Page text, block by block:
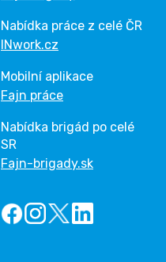
Nabídka práce z celé ČR
INwork.cz
Mobilní aplikace
Fajn práce
Nabídka brigád po celé
SR
Fajn-brigady.sk